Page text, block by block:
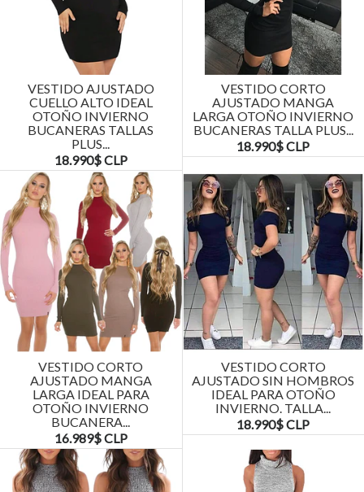
VESTIDO AJUSTADO
CUELLO ALTO IDEAL
OTOÑO INVIERNO
BUCANERAS TALLAS
PLUS...
18.990$ CLP
VESTIDO CORTO
AJUSTADO MANGA
LARGA OTOÑO INVIERNO
BUCANERAS TALLA PLUS...
18.990$ CLP
VESTIDO CORTO
AJUSTADO MANGA
LARGA IDEAL PARA
OTOÑO INVIERNO
BUCANERA...
16.989$ CLP
VESTIDO CORTO
AJUSTADO SIN HOMBROS
IDEAL PARA OTOÑO
INVIERNO. TALLA...
18.990$ CLP